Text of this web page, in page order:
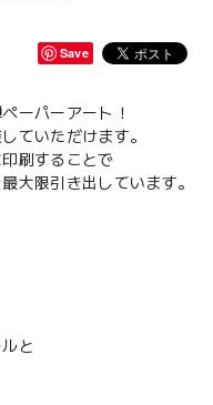
Save
ーパーアート！
ていただけます。
刷することで
大限引き出しています。
と